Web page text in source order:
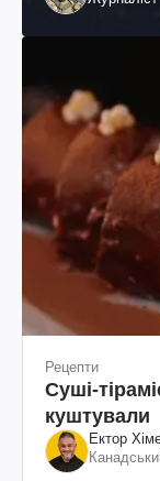
Рецепти
Суші-
куштували
Ектор